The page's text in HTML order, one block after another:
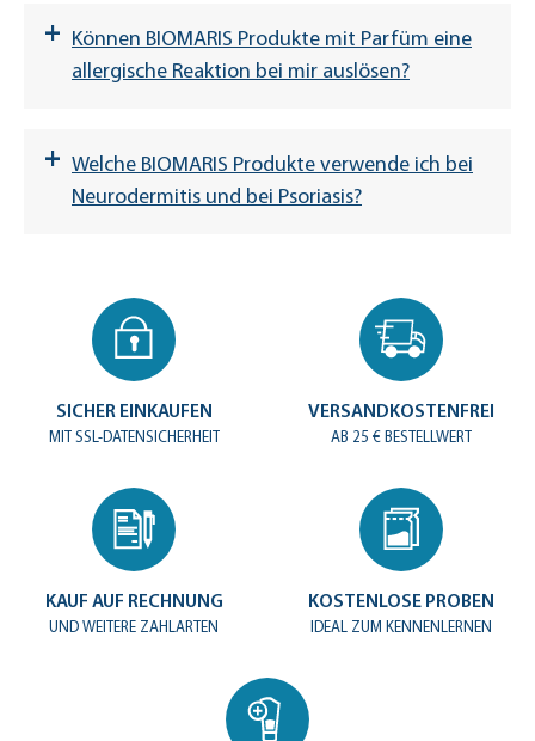
+ Können BIOMARIS Produkte mit Parfüm eine
allergische Reaktion bei mir auslösen?
+ Welche BIOMARIS Produkte verwende ich bei
Neurodermitis und bei Psoriasis?
Hautcreme
SICHER EINKAUFEN
MIT SSL-DATENSICHERHEIT
VERSANDKOSTENFREI
AB 25 € BESTELLWERT
KAUF AUF RECHNUNG
UND WEITERE ZAHLARTEN
KOSTENLOSE PROBEN
IDEAL ZUM KENNENLERNEN